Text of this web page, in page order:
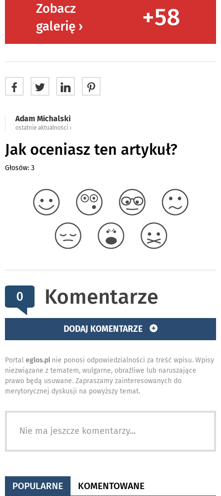
Zobacz
galerię ›
+58
Adam Michalski
ostatnie aktualności ‹
Jak oceniasz ten artykuł?
Głosów: 3
0 Komentarze
DODAJ KOMENTARZE
Portal eglos.pl nie ponosi odpowiedzialności za treść wpisu. Wpisy
niezwiązane z tematem, wulgarne, obraźliwe lub naruszające
prawo będą usuwane. Zapraszamy zainteresowanych do
merytorycznej dyskusji na powyższy temat.
Nie ma jeszcze komentarzy...
POPULARNE KOMENTOWANE